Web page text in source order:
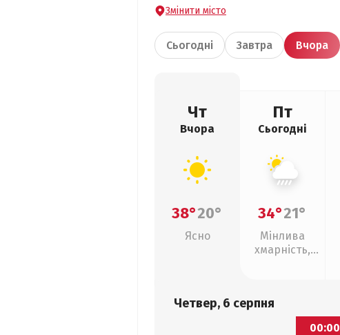
Змінити місто
Сьогодні Завтра Вчора
Чт
Вчора
38°20°
Ясно
Пт
Сьогодні
34°21°
Мінлива
хмарність,
Четвер, 6 серпня
00:00